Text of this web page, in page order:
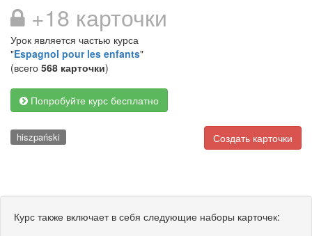
+18 карточки
Урок является частью курса
"Espagnol pour les enfants"
(всего 568 карточки)
Попробуйте курс бесплатно
Создать карточки
hiszpański
Курс также включает в себя следующие наборы карточек: